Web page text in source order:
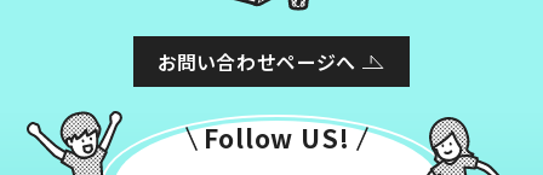
お問い合わせページへ
Follow US!